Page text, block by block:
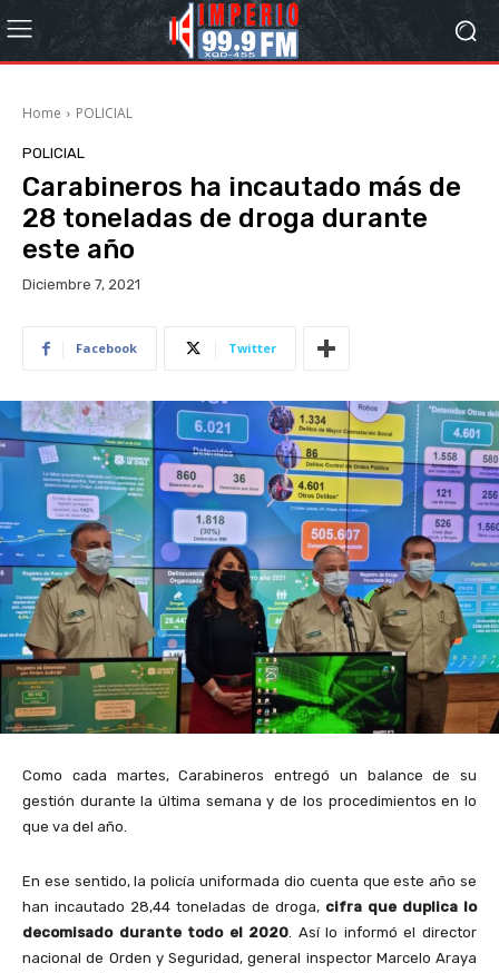
Home POLICIAL
POLICIAL
Carabineros ha incautado más de
28 toneladas de droga durante
este año
Diciembre 7, 2021
Facebook Twitter
Como cada martes, Carabineros entregó un balance de su
gestión durante la última semana y de los procedimientos en lo
que va del año.
En ese sentido, la policía uniformada dio cuenta que este año se
han incautado 28,44 toneladas de droga, cifra que duplica lo
decomisado durante todo el 2020 . Así lo informó el director
nacional de Orden y Seguridad, general inspector Marcelo Araya